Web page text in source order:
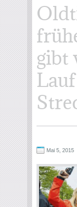
gibt
Mai 5, 2015